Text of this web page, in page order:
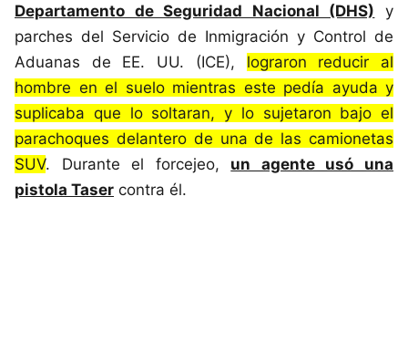
Departamento de Seguridad Nacional (DHS) y
parches del Servicio de Inmigración y Control de
Aduanas de EE. UU. (ICE), lograron reducir al
hombre en el suelo mientras este pedía ayuda y
suplicaba que lo soltaran, y lo sujetaron bajo el
parachoques delantero de una de las camionetas
SUV. Durante el forcejeo, un agente usó una
pistola Taser contra él.